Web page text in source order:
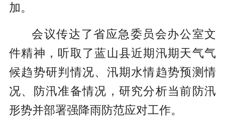
加。
会议传达了省应急委员会办公室文
件精神，听取了蓝山县近期汛期天气气
候趋势研判情况、汛期水情趋势预测情
况、防汛准备情况，研究分析当前防汛
形势并部署强降雨防范应对工作。